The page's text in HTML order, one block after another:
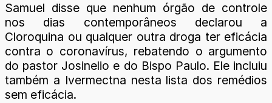
Samuel disse que nenhum órgão de controle
nos dias contemporâneos declarou a
Cloroquina ou qualquer outra droga ter eficácia
contra o coronavírus, rebatendo o argumento
do pastor Josinelio e do Bispo Paulo. Ele incluiu
também a Ivermectna nesta lista dos remédios
sem eficácia.